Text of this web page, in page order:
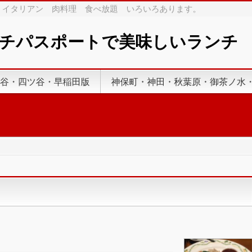
タリアン 肉料理 食べ放題 いろいろあります。
パスポートで美味しいラ
・四ツ谷・早稲田版 神保町・神田・秋葉原・御茶ノ水